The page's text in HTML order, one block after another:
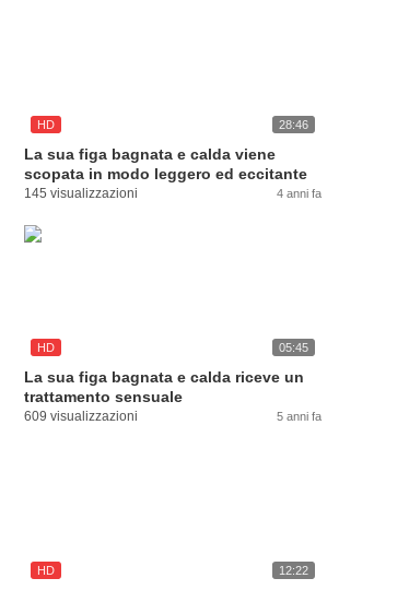
HD 28:46
La sua figa bagnata e calda viene
scopata in modo leggero ed eccitante
145 visualizzazioni 4 anni fa
HD 05:45
La sua figa bagnata e calda riceve un
trattamento sensuale
609 visualizzazioni 5 anni fa
HD 12:22